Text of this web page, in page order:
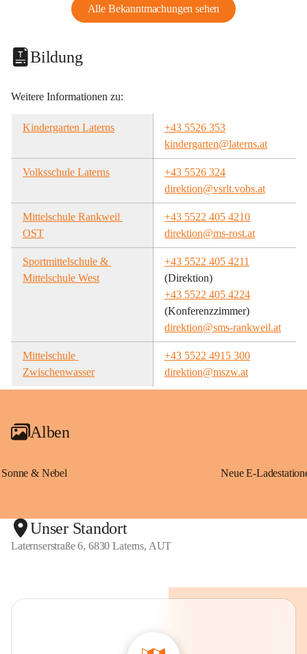
Alle Bekanntmachungen sehen
Bildung
Weitere Informationen zu:
Kindergarten Laterns
+43 5526 353
kindergarten@laterns.at
Volksschule Laterns
+43 5526 324
direktion@vsrlt.vobs.at
Mittelschule Rankweil
OST
+43 5522 405 4210
direktion@ms-rost.at
Sportmittelschule &
Mittelschule West
+43 5522 405 4211
(Direktion)
+43 5522 405 4224
(Konferenzzimmer)
direktion@sms-rankweil.at
Mittelschule
Zwischenwasser
+43 5522 4915 300
direktion@mszw.at
Alben
Sonne & Nebel
Unser Standort
Laternserstraße 6, 6830 Laterns, AUT